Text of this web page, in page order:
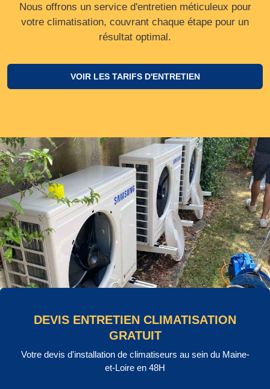
Nous offrons un service d'entretien méticuleux pour
votre climatisation, couvrant chaque étape pour un
résultat optimal.
VOIR LES TARIFS D'ENTRETIEN
DEVIS ENTRETIEN CLIMATISATION
GRATUIT
Votre devis d'installation de climatiseurs au sein du Maine-
et-Loire en 48H